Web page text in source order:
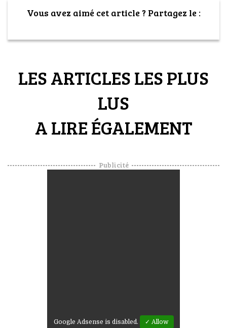
Vous avez aimé cet article ? Partagez le :
LES ARTICLES LES PLUS
LUS
A LIRE ÉGALEMENT
Publicité
Google Adsense is disabled. ✓ Allow